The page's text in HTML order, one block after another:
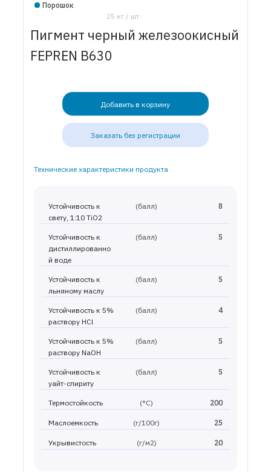
Порошок
25 кг / шт
Пигмент черный железоокисный
FEPREN B630
Добавить в корзину
Заказать без регистрации
Технические характеристики продукта
Устойчивость к
свету, 1:10 TiO2
(балл) 8
Устойчивость к
дистиллированно
й воде
(балл) 5
Устойчивость к
льняному маслу
(балл) 5
Устойчивость к 5%
раствору HCl
(балл) 4
Устойчивость к 5%
раствору NaOH
(балл) 5
Устойчивость к
уайт-спириту
(балл) 5
Термостойкость (°С) 200
Маслоемкость (г/100г) 25
Укрывистость (г/м2) 20